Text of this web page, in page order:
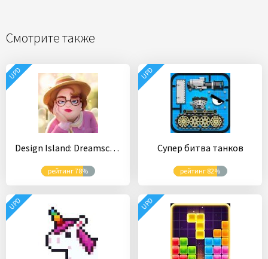
Смотрите также
Design Island: Dreamscapes
рейтинг 78%
UPD
Супер битва танков
рейтинг 82%
UPD
UPD UPD